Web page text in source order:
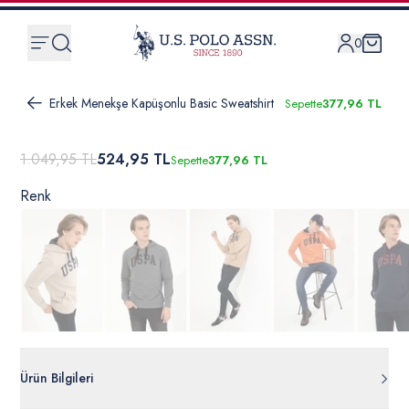
0
Erkek Menekşe Kapüşonlu Basic Sweatshirt Sepette377,96 TL
1.049,95 TL524,95 TLSepette377,96 TL
Renk
Ürün Bilgileri